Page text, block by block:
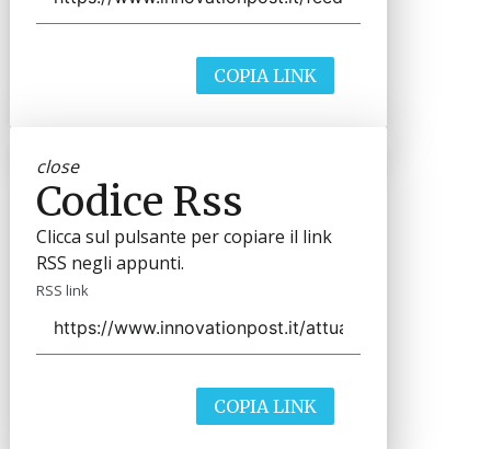
COPIA LINK
close
Codice Rss
Clicca sul pulsante per copiare il link
RSS negli appunti.
RSS link
COPIA LINK